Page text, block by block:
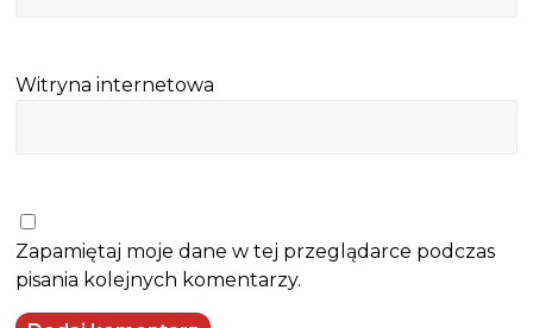
Witryna internetowa
Zapamiętaj moje dane w tej przeglądarce podczas
pisania kolejnych komentarzy.